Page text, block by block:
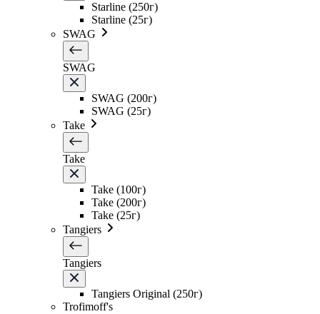
Starline (250г)
Starline (25г)
SWAG
SWAG
SWAG (200г)
SWAG (25г)
Take
Take
Take (100г)
Take (200г)
Take (25г)
Tangiers
Tangiers
Tangiers Original (250г)
Trofimoff's